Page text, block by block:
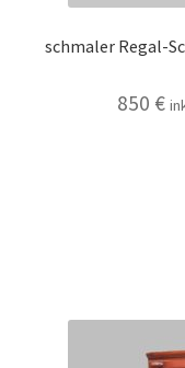
schmaler Regal-
850 €